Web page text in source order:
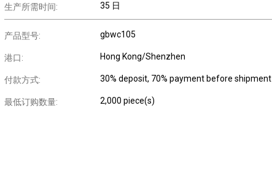
生产所需时间: 35 日
产品型号: gbwc105
港口: Hong Kong/Shenzhen
付款方式: 30% deposit, 70% payment before shipment
最低订购数量: 2,000 piece(s)